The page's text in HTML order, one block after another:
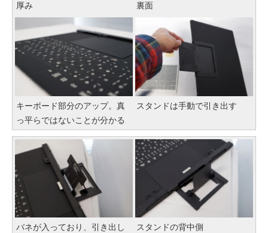
厚み 裏面
キーボード部分のアップ。真
っ平らではないことが分かる
スタンドは手動で引き出す
バネが入っており、引き出し
スタンドの背中側